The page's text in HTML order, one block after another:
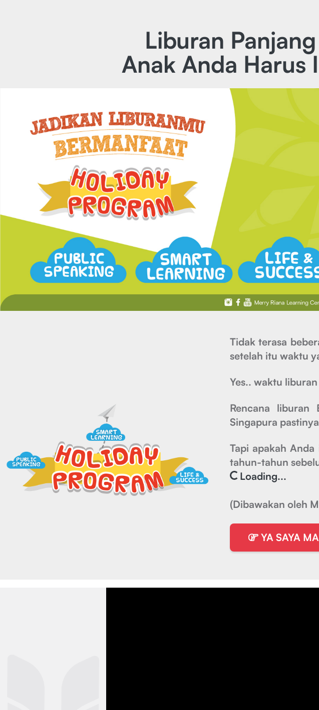
Liburan
Anak Anda Harus
Tidak terasa
setelah itu waktu
Yes.. waktu
Rencana liburan
Singapura
Tapi apakah
tahun-tahun
Loading...
(Dibawakan oleh
YA SAYA